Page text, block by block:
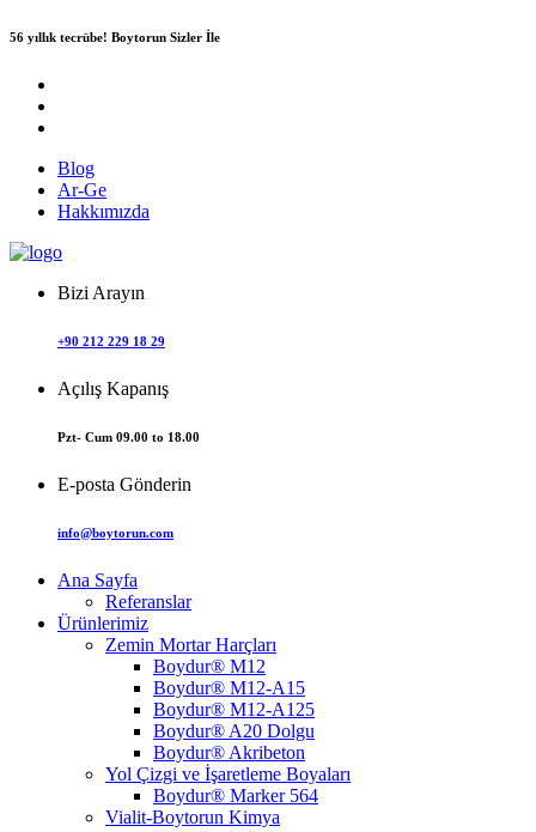
56 yıllık tecrübe! Boytorun Sizler İle
Blog
Ar-Ge
Hakkımızda
Bizi Arayın
+90 212 229 18 29
Açılış Kapanış
Pzt- Cum 09.00 to 18.00
E-posta Gönderin
info@boytorun.com
Ana Sayfa
Referanslar
Ürünlerimiz
Zemin Mortar Harçları
Boydur® M12
Boydur® M12-A15
Boydur® M12-A125
Boydur® A20 Dolgu
Boydur® Akribeton
Yol Çizgi ve İşaretleme Boyaları
Boydur® Marker 564
Vialit-Boytorun Kimya